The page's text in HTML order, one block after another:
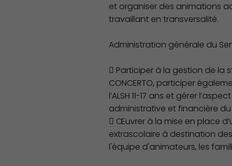
Découvrir Charenton
et organiser des animations
travaillant en transversalité.
Administration générale du
 Participer à la gestion de la
CONCERTO, participer
l’ALSH 11-17 ans et gérer
administrative et financière
 Œuvrer à la mise en place
extrascolaire à destination
l'équipe d'animateurs, les